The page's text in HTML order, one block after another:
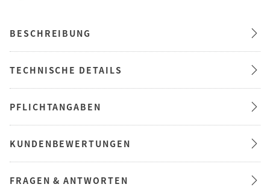
BESCHREIBUNG
TECHNISCHE DETAILS
PFLICHTANGABEN
KUNDENBEWERTUNGEN
FRAGEN & ANTWORTEN